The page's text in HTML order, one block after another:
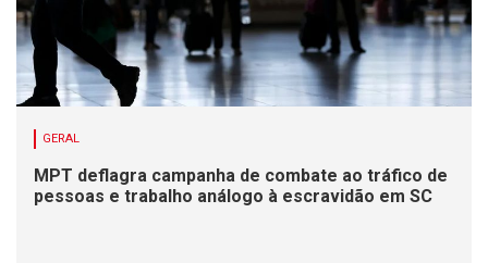
GERAL
MPT deflagra campanha de combate ao tráfico de
pessoas e trabalho análogo à escravidão em SC